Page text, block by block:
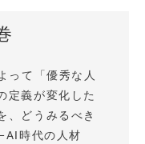
って「優秀な人
定義が変化した
、どうみるべき
時代の人材